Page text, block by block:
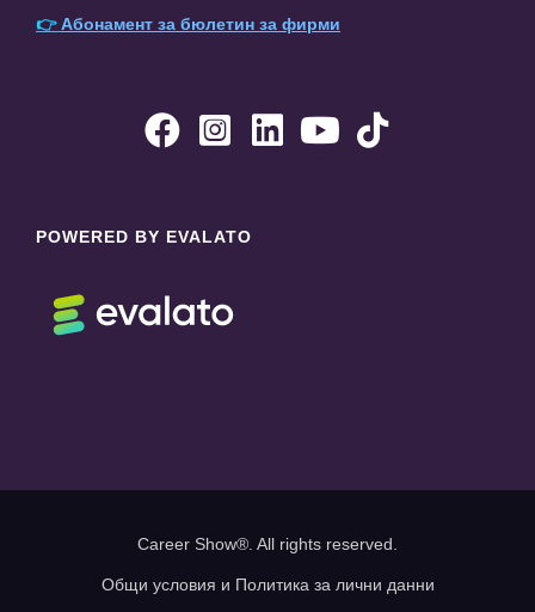
👉Абонамент за бюлетин за фирми
    
POWERED BY EVALATO
Career Show®. All rights reserved.
Общи условия и Политика за лични данни